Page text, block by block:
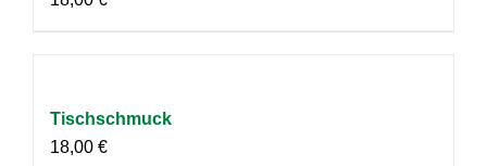
Tischschmuck
18,00 €